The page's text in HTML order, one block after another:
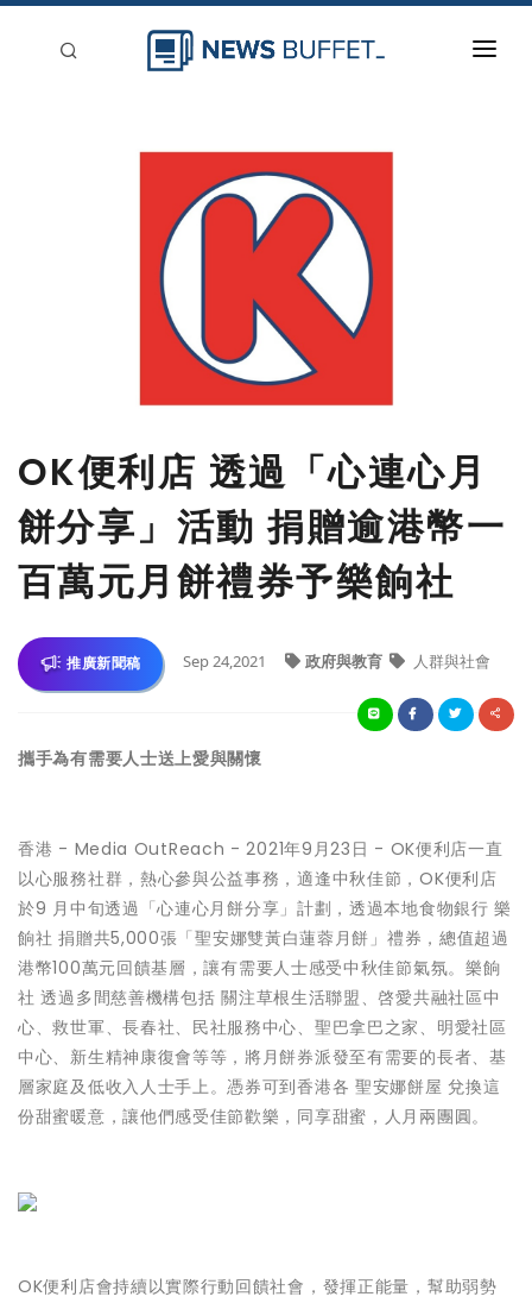
OK便利店 透過「心連心月
餅分享」活動 捐贈逾港幣一
百萬元月餅禮券予樂餉社
推廣新聞稿 Sep 24,2021 政府與教育 人群與社會
攜手為有需要人士送上愛與關懷
香港 - Media OutReach - 2021年9月23日 - OK便利店一直
以心服務社群，熱心參與公益事務，適逢中秋佳節，OK便利店
於9 月中旬透過「心連心月餅分享」 計劃 ，透過本地食物銀行樂
餉社 捐贈共5,000張「聖安娜雙黃白蓮蓉月餅」禮券 ，總值超過
港幣100萬元回饋基層，讓有需要人士感受中秋佳節氣氛。 樂餉
社透過多間慈善機構包括 關注草根生活聯盟、啓愛共融社區中
心、救世軍、長春社、民社服務中心、聖巴拿巴之家、明愛社區
中心、新生精神康復會等等，將月餅券派發至有需要的長者、基
層家庭及低收入人士手上。憑券可到香港各 聖安娜餅屋 兌換這
份甜蜜暖意，讓他們感受佳節歡樂，同享甜蜜，人月兩團圓。
OK便利店會持續以實際行動回饋社會，發揮正能量，幫助弱勢